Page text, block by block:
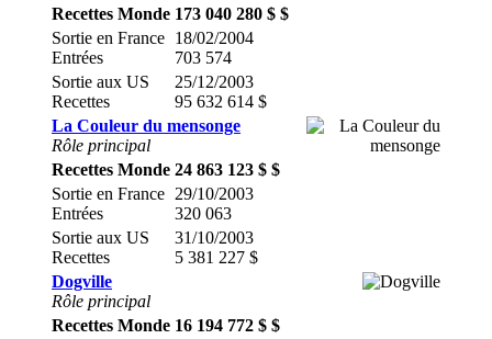
Recettes Monde 173 040 280 $ $
Sortie en France
Entrées
18/02/2004
703 574
Sortie aux US
Recettes
25/12/2003
95 632 614 $
La Couleur du mensonge
Rôle principal
Recettes Monde 24 863 123 $ $
Sortie en France
Entrées
29/10/2003
320 063
Sortie aux US
Recettes
31/10/2003
5 381 227 $
Dogville
Rôle principal
Recettes Monde 16 194 772 $ $